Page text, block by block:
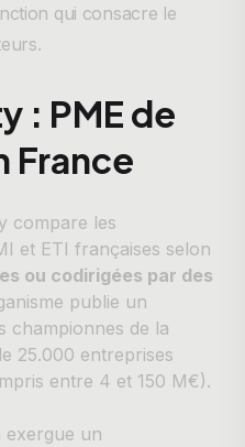
qui consacre le
: PME de
France
compare les
et ETI françaises selon
ou codirigées par des
publie un
championnes de la
25.000 entreprises
entre 4 et 150 M€).
exergue un